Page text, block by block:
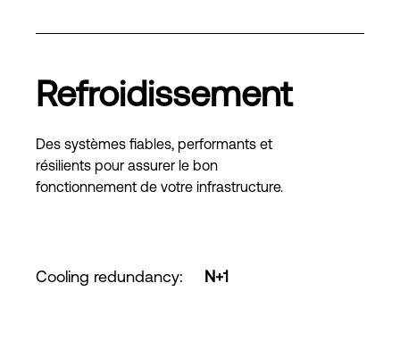
Refroidissement
Des systèmes fiables, performants et
résilients pour assurer le bon
fonctionnement de votre infrastructure.
Cooling redundancy: N+1